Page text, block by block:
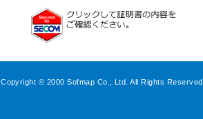
Copyright © 2000 Sofmap Co., Ltd. All Rights Reserved.